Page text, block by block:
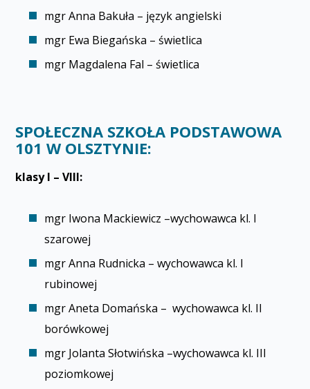
mgr Anna Bakuła – język angielski
mgr Ewa Biegańska – świetlica
mgr Magdalena Fal – świetlica
SPOŁECZNA SZKOŁA PODSTAWOWA
101 W OLSZTYNIE:
klasy I – VIII:
mgr Iwona Mackiewicz –wychowawca kl. I
szafirowej
mgr Anna Rudnicka – wychowawca kl. I
rubinowej
mgr Aneta Domańska – wychowawca kl. II
borówkowej
mgr Jolanta Słotwińska –wychowawca kl. III
poziomkowej